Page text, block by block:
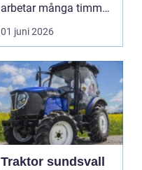
arbetar många timmar,
ofta i tuff miljö...
01 juni 2026
Traktor sundsvall